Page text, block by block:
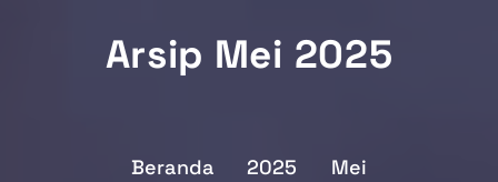
Arsip Mei 2025
Beranda 2025 Mei